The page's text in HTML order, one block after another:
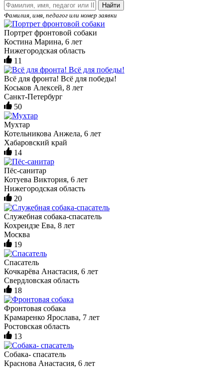
Найти
Фамилия, имя, педагог или номер заявки
Портрет фронтовой собаки
Костина Марина, 6 лет
Нижегородская область
11
Всё для фронта! Всё для победы!
Коськов Алексей, 8 лет
Санкт-Петербург
50
Мухтар
Котельникова Анжела, 6 лет
Хабаровский край
14
Пёс-санитар
Котуева Виктория, 6 лет
Нижегородская область
20
Служебная собака-спасатель
Кохреидзе Ева, 8 лет
Москва
19
Спасатель
Кочкарёва Анастасия, 6 лет
Свердловская область
18
Фронтовая собака
Крамаренко Ярослава, 7 лет
Ростовская область
13
Собака- спасатель
Краснова Анастасия, 6 лет